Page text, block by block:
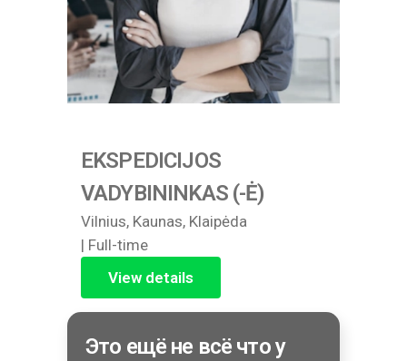
EKSPEDICIJOS
VADYBININKAS (-Ė)
Vilnius, Kaunas, Klaipėda
| Full-time
View details
Это ещё не всё что у